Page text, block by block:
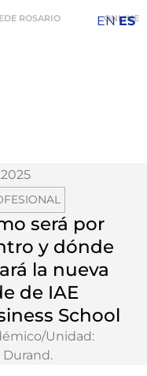
ROSARIO ONLINE
será por
y dónde
la nueva
de IAE
School
Unidad:
Durand.
EN ES